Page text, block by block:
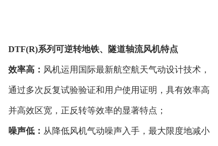
DTF(R)系列可逆转地铁、隧道轴流风机特点
效率高： 风机运用国际最新航空航天气动设计技术，
通过多次反复试验验证和用户使用证明，具有效率高
并高效区宽，正反转等效率的显著特点；
噪声低： 从降低风机气动噪声入手，最大限度地减小